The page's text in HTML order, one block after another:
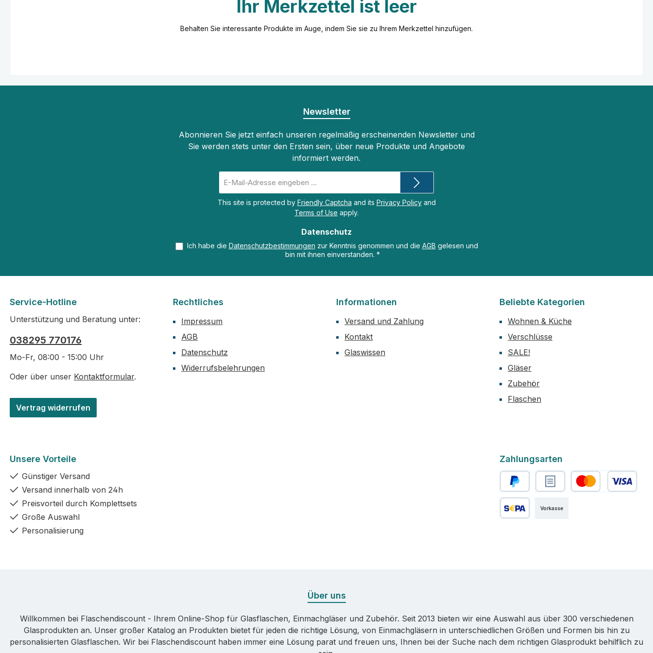
Ihr Merkzettel ist leer
Behalten Sie interessante Produkte im Auge, indem Sie sie zu Ihrem Merkzettel hinzufügen.
Newsletter
Abonnieren Sie jetzt einfach unseren regelmäßig erscheinenden Newsletter und
Sie werden stets unter den Ersten sein, über neue Produkte und Angebote
informiert werden.
Mail-
*
This site is protected by Friendly Captcha and its Privacy Policyand
Terms of Use apply.
Datenschutz
Ich habe die Datenschutzbestimmungen zur Kenntnis genommen und die AGB gelesen und
bin mit ihnen einverstanden. *
Service-Hotline
Unterstützung und Beratung unter:
038295 770176
Mo-Fr, 08:00 - 15:00 Uhr
Oder über unser Kontaktformular.
Vertrag widerrufen
Rechtliches
Impressum
AGB
Datenschutz
Widerrufsbelehrungen
Informationen
Versand und Zahlung
Kontakt
Glaswissen
Beliebte Kategorien
Wohnen & Küche
Verschlüsse
SALE!
Gläser
Zubehör
Flaschen
Unsere Vorteile
Günstiger Versand
Versand innerhalb von 24h
Preisvorteil durch Komplettsets
Große Auswahl
Personalisierung
Zahlungsarten
PayPal
Vorkasse
Über uns
Willkommen bei Flaschendiscount - Ihrem Online-Shop für Glasflaschen, Einmachgläser und Zubehör. Seit 2013 bieten wir eine Auswahl aus über 300 verschiedenen
Glasprodukten an. Unser großer Katalog an Produkten bietet für jeden die richtige Lösung, von Einmachgläsern in unterschiedlichen Größen und Formen bis hin zu
personalisierten Glasflaschen. Wir bei Flaschendiscount haben immer eine Lösung parat und freuen uns, Ihnen bei der Suche nach dem richtigen Glasprodukt behilflich zu